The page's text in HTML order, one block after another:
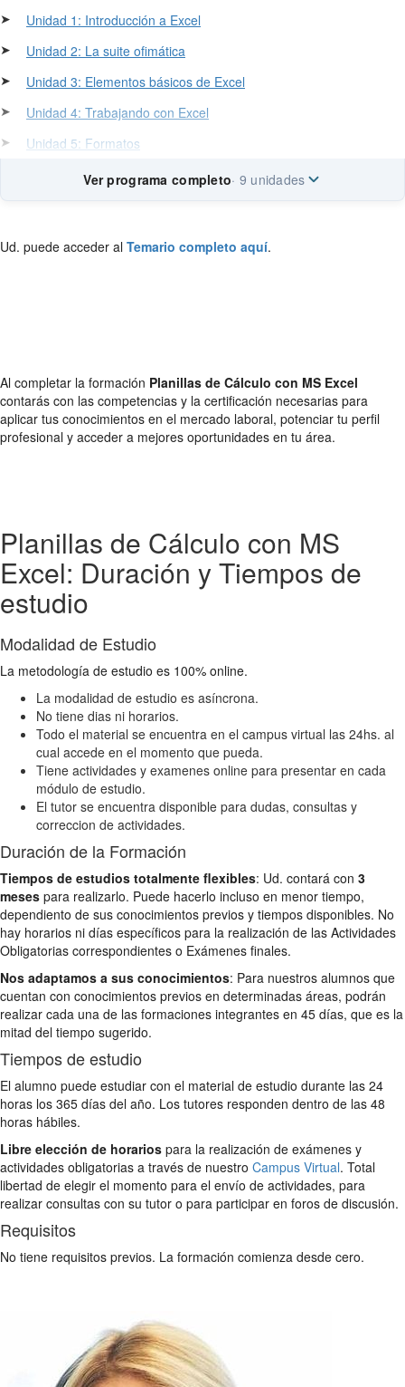
➤
Unidad 1: Introducción a Excel
➤
Unidad 2: La suite ofimática
➤
Unidad 3: Elementos básicos de Excel
➤
Unidad 4: Trabajando con Excel
➤
Unidad 5: Formatos
Ver programa completo· 9 unidades
Ud. puede acceder al Temario completo aquí.
Al completar la formación Planillas de Cálculo con MS Excel
contarás con las competencias y la certificación necesarias para
aplicar tus conocimientos en el mercado laboral, potenciar tu perfil
profesional y acceder a mejores oportunidades en tu área.
Planillas de Cálculo con MS
Excel: Duración y Tiempos de
estudio
Modalidad de Estudio
La metodología de estudio es 100% online.
La modalidad de estudio es asíncrona.
No tiene dias ni horarios.
Todo el material se encuentra en el campus virtual las 24hs. al
cual accede en el momento que pueda.
Tiene actividades y examenes online para presentar en cada
módulo de estudio.
El tutor se encuentra disponible para dudas, consultas y
correccion de actividades.
Duración de la Formación
Tiempos de estudios totalmente flexibles: Ud. contará con 3
meses para realizarlo. Puede hacerlo incluso en menor tiempo,
dependiento de sus conocimientos previos y tiempos disponibles. No
hay horarios ni días específicos para la realización de las Actividades
Obligatorias correspondientes o Exámenes finales.
Nos adaptamos a sus conocimientos: Para nuestros alumnos que
cuentan con conocimientos previos en determinadas áreas, podrán
realizar cada una de las formaciones integrantes en 45 días, que es la
mitad del tiempo sugerido.
Tiempos de estudio
El alumno puede estudiar con el material de estudio durante las 24
horas los 365 días del año. Los tutores responden dentro de las 48
horas hábiles.
Libre elección de horarios para la realización de exámenes y
actividades obligatorias a través de nuestro Campus Virtual. Total
libertad de elegir el momento para el envío de actividades, para
realizar consultas con su tutor o para participar en foros de discusión.
Requisitos
No tiene requisitos previos. La formación comienza desde cero.